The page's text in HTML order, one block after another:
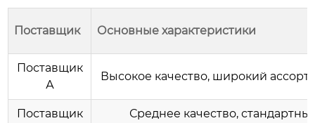
Поставщик Основные характеристики
Поставщик
А
Высокое качество, широкий
Поставщик
Среднее качество,